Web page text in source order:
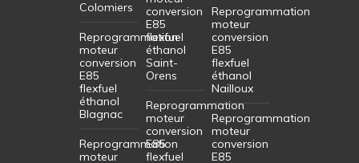
Colomiers
Reprogrammation
moteur
conversion
E85
flexfuel
éthanol
Blagnac
Reprogrammation
moteur
conversion
E85
flexfuel
éthanol
Saint-
Orens
Reprogrammation
moteur
conversion
E85
flexfuel
Reprogrammation
moteur
conversion
E85
flexfuel
éthanol
Nailloux
Reprogrammation
moteur
conversion
E85